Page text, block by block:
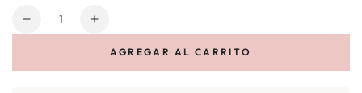
Cantidad
Reducir
Aumentar
para
AGREGAR AL CARRITO